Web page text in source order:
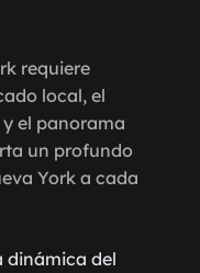
requiere
local, el
el panorama
un profundo
York a cada
dinámica del